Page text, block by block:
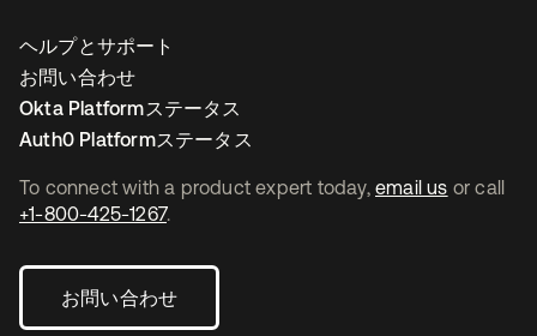
To connect with a product expert today, email us or call
+1-800-425-1267.
お問い合わせ
ヘルプとサポート
お問い合わせ
Okta Platformステータス
Auth0 Platformステータス